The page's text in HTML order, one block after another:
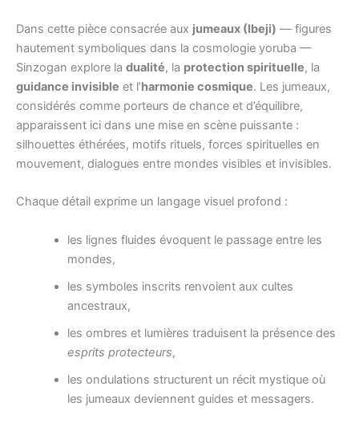
Dans cette pièce consacrée aux jumeaux (Ibeji) — figures
hautement symboliques dans la cosmologie yoruba —
Sinzogan explore la dualité, la protection spirituelle, la
guidance invisible et l’harmonie cosmique. Les jumeaux,
considérés comme porteurs de chance et d’équilibre,
apparaissent ici dans une mise en scène puissante :
silhouettes éthérées, motifs rituels, forces spirituelles en
mouvement, dialogues entre mondes visibles et invisibles.
Chaque détail exprime un langage visuel profond :
les lignes fluides évoquent le passage entre les
mondes,
les symboles inscrits renvoient aux cultes
ancestraux,
les ombres et lumières traduisent la présence des
esprits protecteurs,
les ondulations structurent un récit mystique où
les jumeaux deviennent guides et messagers.